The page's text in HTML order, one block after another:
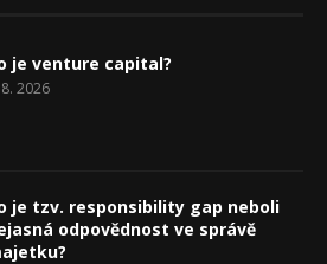
je venture capital?
2026
je tzv. responsibility gap neboli
odpovědnost ve správě